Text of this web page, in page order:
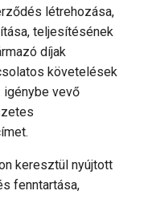
létrehozása,
teljesítésének
díjak
követelések
vevő
keresztül nyújtott
fenntartása,